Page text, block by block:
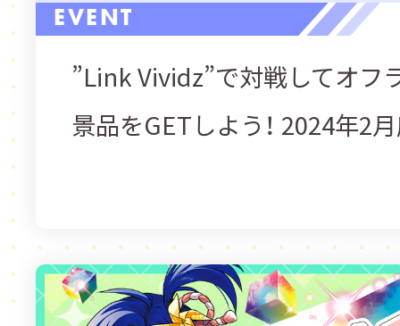
EVENT
”Link Vividz”で対戦してオフ
景品をGETしよう！ 2024年2